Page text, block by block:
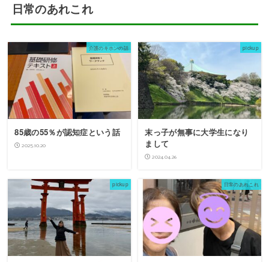
日常のあれこれ
介護のキホンの話
85歳の55％が認知症という話
2025.10.20
pickup
末っ子が無事に大学生になり
まして
2024.04.26
pickup 日常のあれこれ